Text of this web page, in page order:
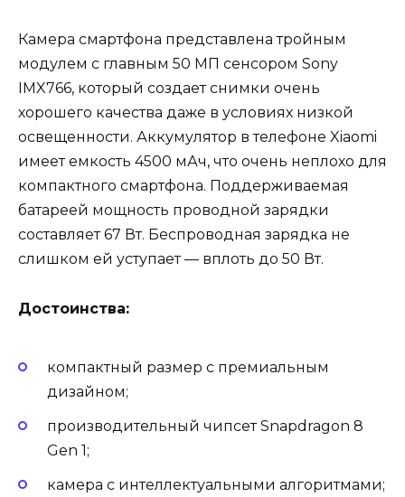
Камера смартфона представлена тройным
модулем с главным 50 МП сенсором Sony
IMX766, который создает снимки очень
хорошего качества даже в условиях низкой
освещенности. Аккумулятор в телефоне Xiaomi
имеет емкость 4500 мАч, что очень неплохо для
компактного смартфона. Поддерживаемая
батареей мощность проводной зарядки
составляет 67 Вт. Беспроводная зарядка не
слишком ей уступает — вплоть до 50 Вт.
Достоинства:
компактный размер с премиальным
дизайном;
производительный чипсет Snapdragon 8
Gen 1;
камера с интеллектуальными алгоритмами;